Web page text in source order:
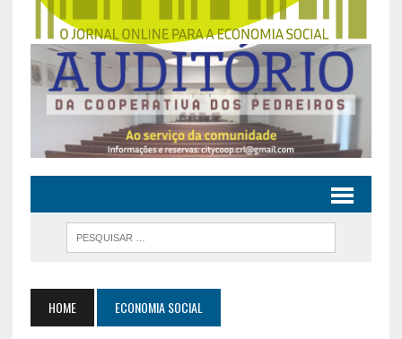
HOME ECONOMIA SOCIAL